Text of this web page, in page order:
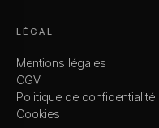
LÉGAL
Mentions légales
CGV
Politique de confidentialité
Cookies